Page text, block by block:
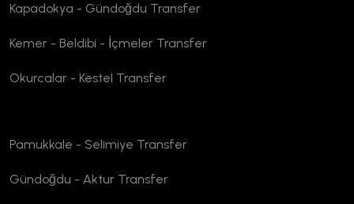
Kapadokya - Gündoğdu Transfer
Kemer - Beldibi - İçmeler Transfer
Okurcalar - Kestel Transfer
Pamukkale - Selimiye Transfer
Gündoğdu - Aktur Transfer